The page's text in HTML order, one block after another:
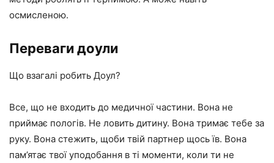
осмисленою.
Переваги доули
Що взагалі робить Доул?
Все, що не входить до медичної частини. Вона не
приймає пологів. Не ловить дитину. Вона тримає тебе за
руку. Вона стежить, щоби твій партнер щось їв. Вона
пам’ятає твої уподобання в ті моменти, коли ти не